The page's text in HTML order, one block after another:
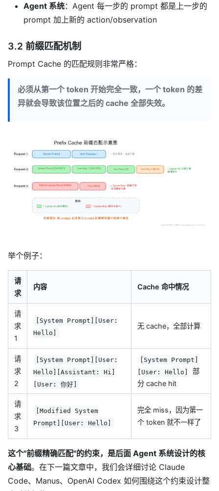
Agent 系统：Agent 每一步的 prompt 都是上一步的
prompt 加上新的 action/observation
3.2 前缀匹配机制
Prompt Cache 的匹配规则非常严格：
必须从第一个 token 开始完全一致，一个 token 的差
异就会导致该位置之后的 cache 全部失效。
举个例子：
请
求
内容 Cache 命中情况
请
求
1
[System Prompt][User:
Hello]
无 cache，全部计算
请
求
2
[System Prompt][User:
Hello][Assistant: Hi]
[User: 你好]
[System Prompt]
[User: Hello]
部
分 cache hit
请
求
3
[Modified System
Prompt][User: Hello]
完全 miss，因为第一
个 token 就不一样了
这个"前缀精确匹配"的约束，是后面 Agent 系统设计的核
心基础。在下一篇文章中，我们会详细讨论 Claude
Code、Manus、OpenAI Codex 如何围绕这个约束设计整